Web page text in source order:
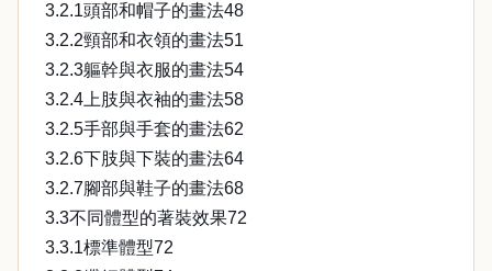
3.2.1頭部和帽子的畫法48
3.2.2頸部和衣領的畫法51
3.2.3軀幹與衣服的畫法54
3.2.4上肢與衣袖的畫法58
3.2.5手部與手套的畫法62
3.2.6下肢與下裝的畫法64
3.2.7腳部與鞋子的畫法68
3.3不同體型的著裝效果72
3.3.1標準體型72